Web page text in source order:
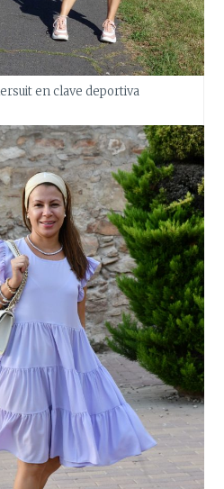
en clave deportiva